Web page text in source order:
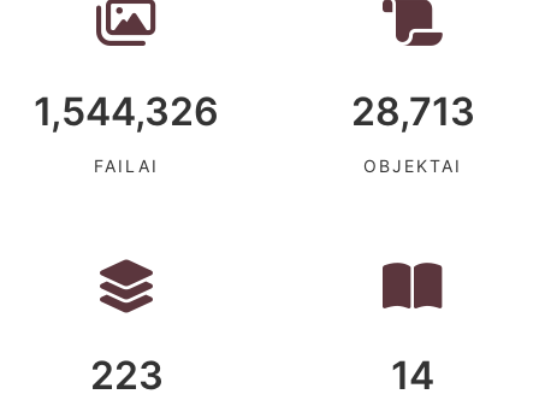
1,544,326
FAILAI
28,713
OBJEKTAI
223 14